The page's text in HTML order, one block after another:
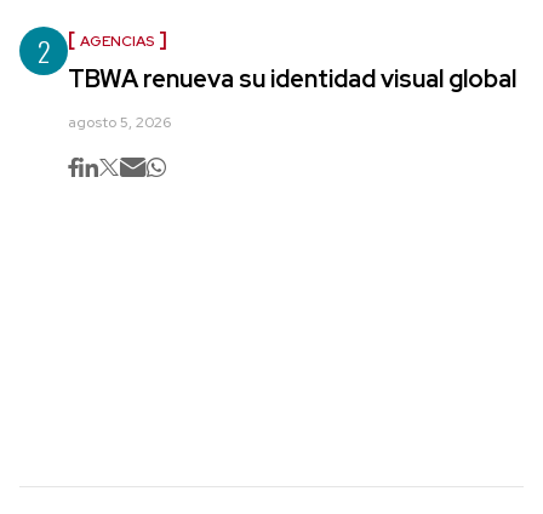
2 AGENCIAS
TBWA renueva su identidad visual global
agosto 5, 2026